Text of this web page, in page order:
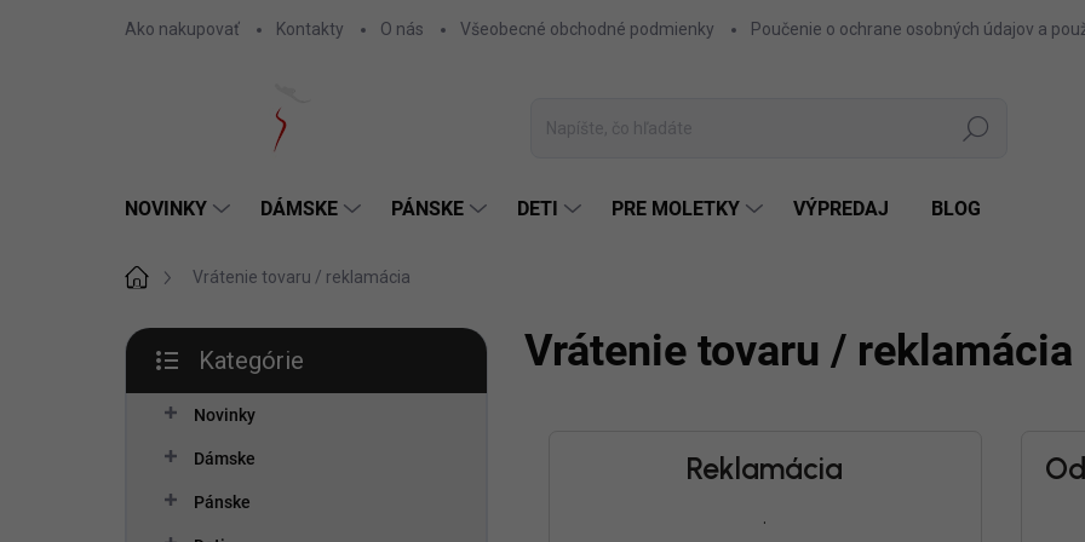
Ako nakupovať Kontakty O nás Všeobecné obchodné podmienky Poučenie o ochrane osobných údajov a
Hľadať
NOVINKY DÁMSKE PÁNSKE DETI PRE MOLETKY VÝPREDAJ BLOG
DomovVrátenie tovaru / reklamácia
B
č
kategórie
Kategórie
Novinky
Dámske
Pánske
Vrátenie tovaru / reklamácia